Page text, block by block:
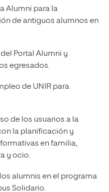
Alumni para la
de antiguos alumnos en
Portal Alumni y
egresados.
de UNIR para
de los usuarios a la
la planificación y
en familia,
y ocio.
alumnis en el programa
Solidario.